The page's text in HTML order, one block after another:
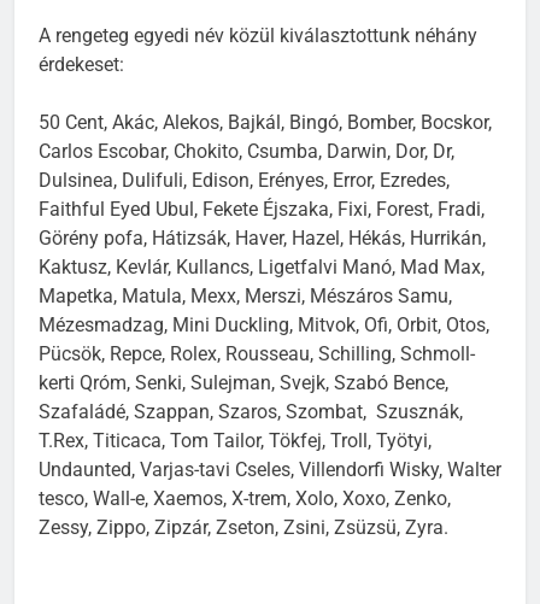
A rengeteg egyedi név közül kiválasztottunk néhány
érdekeset:
50 Cent, Akác, Alekos, Bajkál, Bingó, Bomber, Bocskor,
Carlos Escobar, Chokito, Csumba, Darwin, Dor, Dr,
Dulsinea, Dulifuli, Edison, Erényes, Error, Ezredes,
Faithful Eyed Ubul, Fekete Éjszaka, Fixi, Forest, Fradi,
Görény pofa, Hátizsák, Haver, Hazel, Hékás, Hurrikán,
Kaktusz, Kevlár, Kullancs, Ligetfalvi Manó, Mad Max,
Mapetka, Matula, Mexx, Merszi, Mészáros Samu,
Mézesmadzag, Mini Duckling, Mitvok, Ofi, Orbit, Otos,
Pücsök, Repce, Rolex, Rousseau, Schilling, Schmoll-
kerti Qróm, Senki, Sulejman, Svejk, Szabó Bence,
Szafaládé, Szappan, Szaros, Szombat, Szusznák,
T.Rex, Titicaca, Tom Tailor, Tökfej, Troll, Työtyi,
Undaunted, Varjas-tavi Cseles, Villendorfi Wisky, Walter
tesco, Wall-e, Xaemos, X-trem, Xolo, Xoxo, Zenko,
Zessy, Zippo, Zipzár, Zseton, Zsini, Zsüzsü, Zyra.